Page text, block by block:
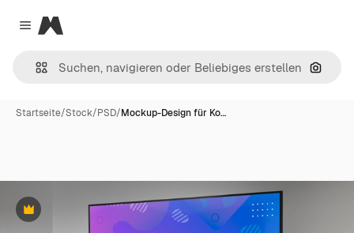
Close menu
Magnific
Nach
Startseite/Stock/PSD/Mockup-Design für Ko…
Premium